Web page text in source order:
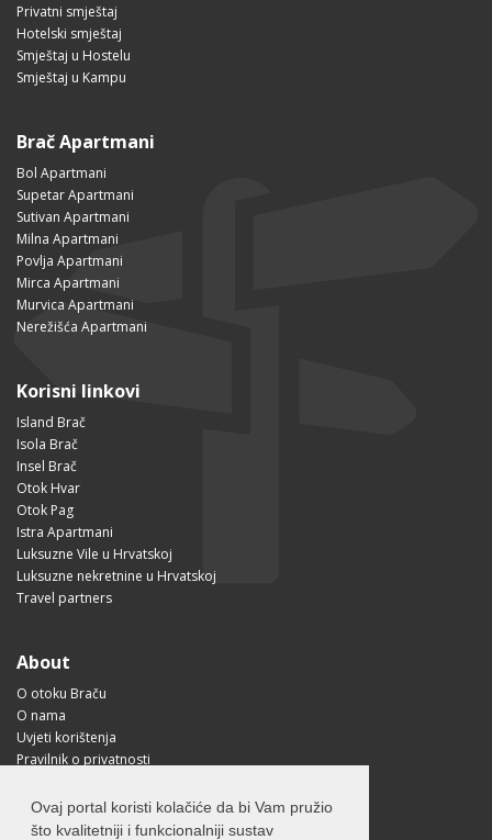
Ovaj portal koristi kolačiće da bi Vam pružio
što kvalitetniji i funkcionalniji sustav
Privatni smještaj
Hotelski smještaj
Smještaj u Hostelu
Smještaj u Kampu
Brač Apartmani
Bol Apartmani
Supetar Apartmani
Sutivan Apartmani
Milna Apartmani
Povlja Apartmani
Mirca Apartmani
Murvica Apartmani
Nerežišća Apartmani
Korisni linkovi
Island Brač
Isola Brač
Insel Brač
Otok Hvar
Otok Pag
Istra Apartmani
Luksuzne Vile u Hrvatskoj
Luksuzne nekretnine u Hrvatskoj
Travel partners
About
O otoku Braču
O nama
Uvjeti korištenja
Pravilnik o privatnosti
Kako doći na Brač?
Visit Croatia